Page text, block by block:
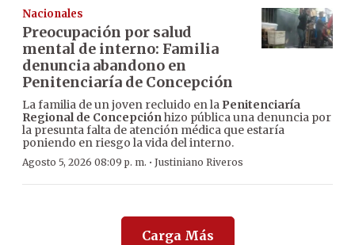
Nacionales
Preocupación por salud
mental de interno: Familia
denuncia abandono en
Penitenciaría de Concepción
La familia de un joven recluido en la Penitenciaría
Regional de Concepciónhizo pública una denuncia por
la presunta falta de atención médica que estaría
poniendo en riesgo la vida del interno.
Agosto 5, 2026 08:09 p. m. · Justiniano Riveros
Carga Más